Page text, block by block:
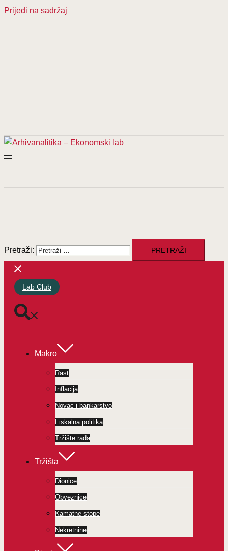
Prijeđi na sadržaj
Pretraži:
Lab Club
Makro
Rast
Inflacija
Novac i bankarstvo
Fiskalna politika
Tržište rada
Tržišta
Dionice
Obveznice
Kamatne stope
Nekretnine